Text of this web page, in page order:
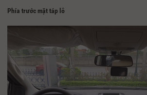
Phía trước mặt táp lô